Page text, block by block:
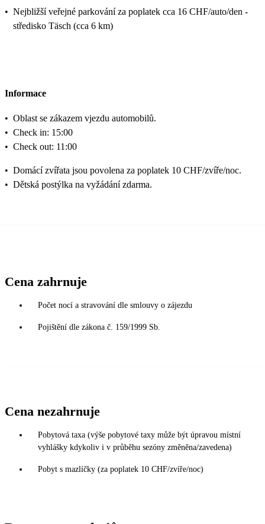
• Nejbližší veřejné parkování za poplatek cca 16 CHF/auto/den -
středisko Täsch‍ (cca 6 km)
Informace
• Oblast se zákazem vjezdu automobilů.
• Check in: 15:00
• Check out: 11:00
• Domácí zvířata jsou povolena za poplatek 10 CHF/zvíře/noc.
• Dětská postýlka na vyžádání zdarma.
Cena zahrnuje
Počet nocí a stravování dle smlouvy o zájezdu
Pojištění dle zákona č. 159/1999 Sb.
Cena nezahrnuje
Pobytová taxa (výše pobytové taxy může být úpravou místní
vyhlášky kdykoliv i v průběhu sezóny změněna/zavedena)
Pobyt s mazlíčky (za poplatek 10 CHF/zvíře/noc)